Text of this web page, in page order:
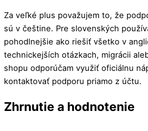
Za veľké plus považujem to, že
sú v češtine. Pre slovenských
pohodlnejšie ako riešiť všetko v
technickejších otázkach, migrácii
shopu odporúčam využiť oficiálnu
kontaktovať podporu priamo z účtu.
Zhrnutie a hodnotenie